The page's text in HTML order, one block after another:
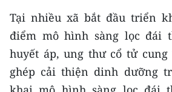
CHUYÊN ĐỀ
CÁC CHUYÊN TRANG
Tại nhiều xã bắt đầu triển
điểm mô hình sàng lọc đái
huyết áp, ung thư cổ tử
ghép cải thiện dinh dưỡng